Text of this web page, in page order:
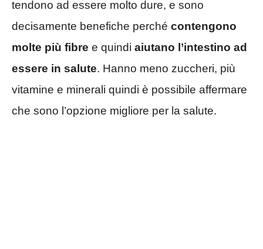
tendono ad essere molto dure, e sono
decisamente benefiche perché contengono
molte più fibre e quindi aiutano l’intestino ad
essere in salute. Hanno meno zuccheri, più
vitamine e minerali quindi è possibile affermare
che sono l’opzione migliore per la salute.